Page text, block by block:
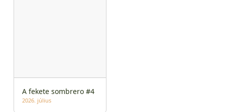
A fekete sombrero #4
2026. július